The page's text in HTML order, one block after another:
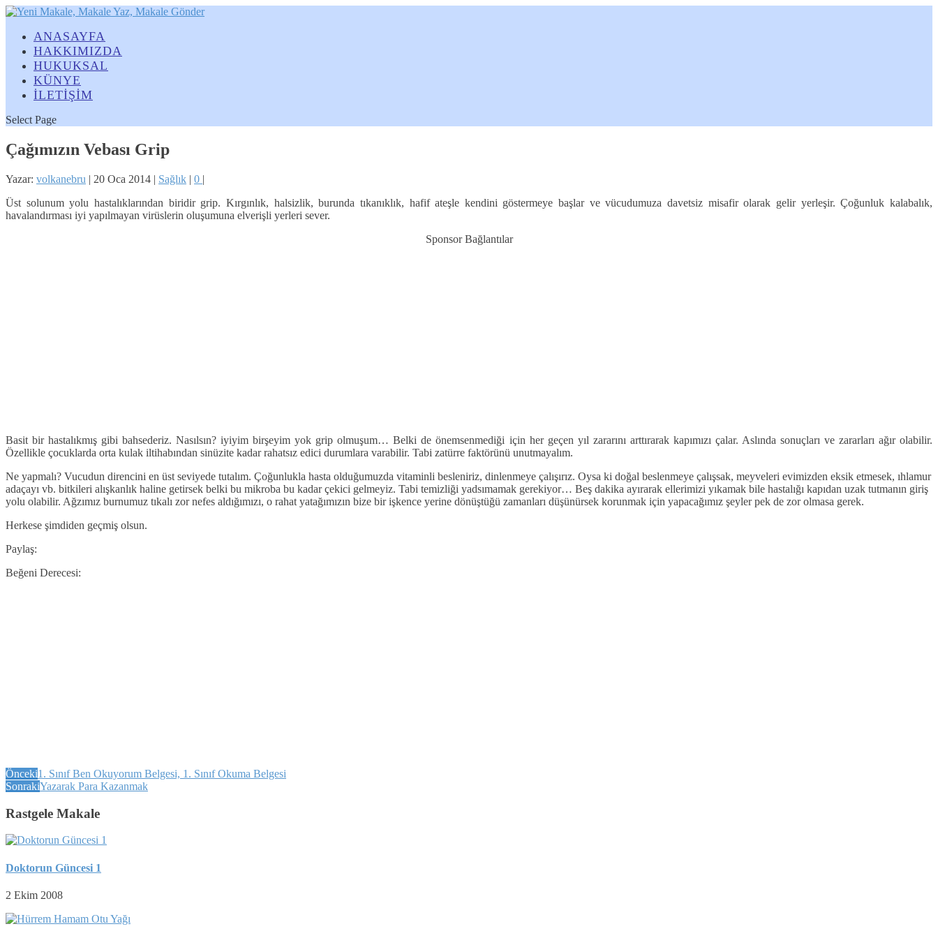
ANASAYFA
HAKKIMIZDA
HUKUKSAL
KÜNYE
İLETİŞİM
Select Page
Çağımızın Vebası Grip
Yazar: volkanebru | 20 Oca 2014 | Sağlık | 0 |
Üst solunum yolu hastalıklarından biridir grip. Kırgınlık, halsizlik, burunda tıkanıklık, hafif ateşle kendini göstermeye başlar ve vücudumuza davetsiz misafir olarak gelir yerleşir. Çoğunluk kalabalık,
havalandırması iyi yapılmayan virüslerin oluşumuna elverişli yerleri sever.
Sponsor Bağlantılar
Basit bir hastalıkmış gibi bahsederiz. Nasılsın? iyiyim birşeyim yok grip olmuşum… Belki de önemsenmediği için her geçen yıl zararını arttırarak kapımızı çalar. Aslında sonuçları ve zararları ağır olabilir.
Özellikle çocuklarda orta kulak iltihabından sinüzite kadar rahatsız edici durumlara varabilir. Tabi zatürre faktörünü unutmayalım.
Ne yapmalı? Vucudun direncini en üst seviyede tutalım. Çoğunlukla hasta olduğumuzda vitaminli besleniriz, dinlenmeye çalışırız. Oysa ki doğal beslenmeye çalışsak, meyveleri evimizden eksik etmesek, ıhlamur
adaçayı vb. bitkileri alışkanlık haline getirsek belki bu mikroba bu kadar çekici gelmeyiz. Tabi temizliği yadsımamak gerekiyor… Beş dakika ayırarak ellerimizi yıkamak bile hastalığı kapıdan uzak tutmanın giriş
yolu olabilir. Ağzımız burnumuz tıkalı zor nefes aldığımızı, o rahat yatağımızın bize bir işkence yerine dönüştüğü zamanları düşünürsek korunmak için yapacağımız şeyler pek de zor olmasa gerek.
Herkese şimdiden geçmiş olsun.
Paylaş:
Beğeni Derecesi:
Önceki1. Sınıf Ben Okuyorum Belgesi, 1. Sınıf Okuma Belgesi
SonrakiYazarak Para Kazanmak
Rastgele Makale
Doktorun Güncesi 1
2 Ekim 2008